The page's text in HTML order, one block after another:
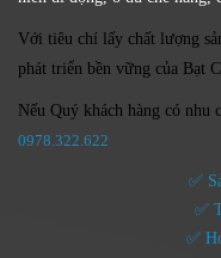
Với tiêu chí lấy chất lượng
phát triển bền vững của Bạt
Nếu Quý khách hàng có nhu
0978.322.622
✅
✅
✅